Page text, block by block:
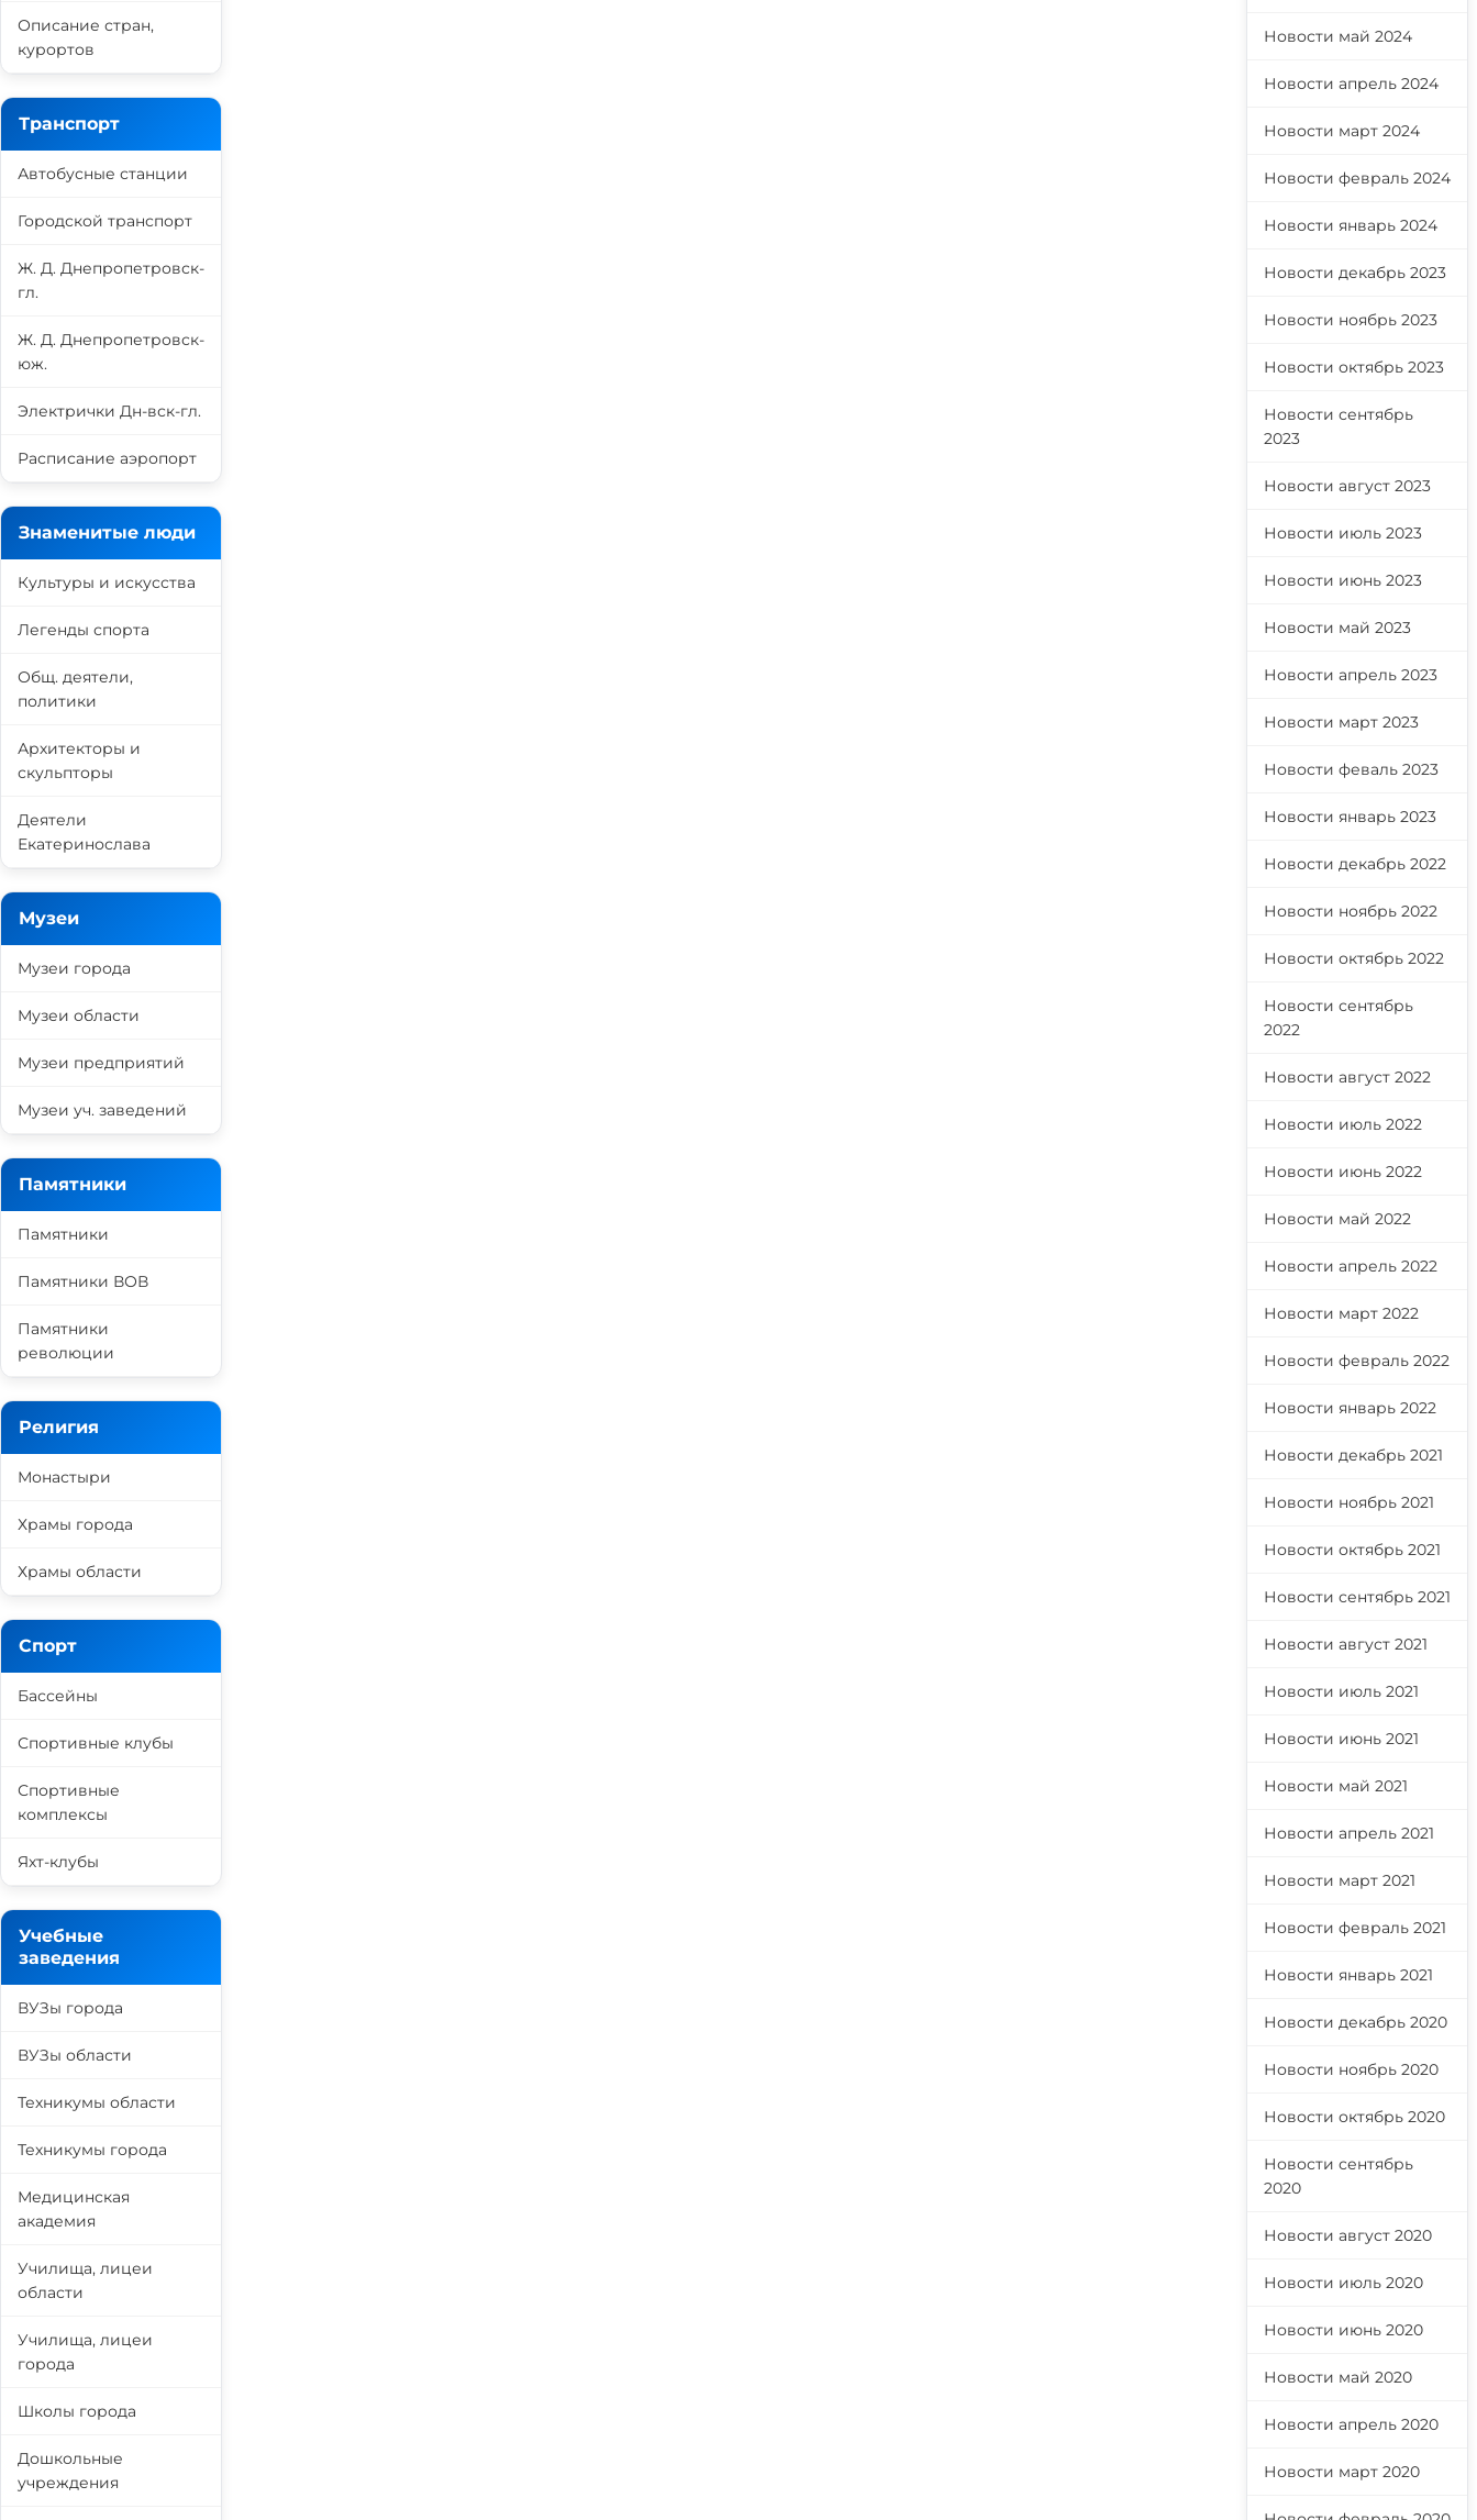
Описание стран,
курортов
Транспорт
Автобусные станции
Городской транспорт
Ж. Д. Днепропетровск-
гл.
Ж. Д. Днепропетровск-
юж.
Электрички Дн-вск-гл.
Расписание аэропорт
Знаменитые люди
Культуры и искусства
Легенды спорта
Общ. деятели,
политики
Архитекторы и
скульпторы
Деятели
Екатеринослава
Музеи
Музеи города
Музеи области
Музеи предприятий
Музеи уч. заведений
Памятники
Памятники
Памятники ВОВ
Памятники
революции
Религия
Монастыри
Храмы города
Храмы области
Спорт
Бассейны
Спортивные клубы
Спортивные
комплексы
Яхт-клубы
Учебные
заведения
ВУЗы города
ВУЗы области
Техникумы области
Техникумы города
Медицинская
академия
Училища, лицеи
области
Училища, лицеи
города
Школы города
Дошкольные
учреждения
Новости май 2024
Новости апрель 2024
Новости март 2024
Новости февраль 2024
Новости январь 2024
Новости декабрь 2023
Новости ноябрь 2023
Новости октябрь 2023
Новости сентябрь
2023
Новости август 2023
Новости июль 2023
Новости июнь 2023
Новости май 2023
Новости апрель 2023
Новости март 2023
Новости феваль 2023
Новости январь 2023
Новости декабрь 2022
Новости ноябрь 2022
Новости октябрь 2022
Новости сентябрь
2022
Новости август 2022
Новости июль 2022
Новости июнь 2022
Новости май 2022
Новости апрель 2022
Новости март 2022
Новости февраль 2022
Новости январь 2022
Новости декабрь 2021
Новости ноябрь 2021
Новости октябрь 2021
Новости сентябрь 2021
Новости август 2021
Новости июль 2021
Новости июнь 2021
Новости май 2021
Новости апрель 2021
Новости март 2021
Новости февраль 2021
Новости январь 2021
Новости декабрь 2020
Новости ноябрь 2020
Новости октябрь 2020
Новости сентябрь
2020
Новости август 2020
Новости июль 2020
Новости июнь 2020
Новости май 2020
Новости апрель 2020
Новости март 2020